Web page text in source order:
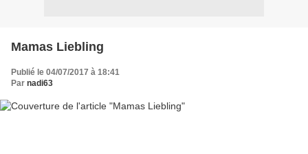
Mamas Liebling
Publié le 04/07/2017 à 18:41
Par nadi63